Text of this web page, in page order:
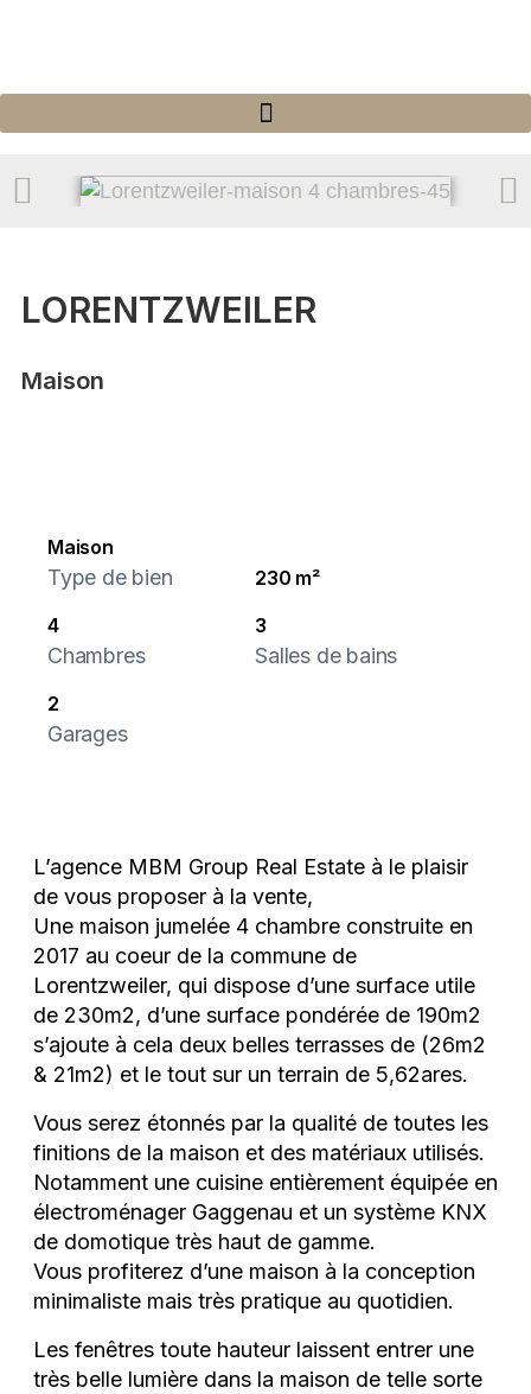
LORENTZWEILER
Maison
Maison
Type de bien
230 m²
4
Chambres
3
Salles de bains
2
Garages
L’agence MBM Group Real Estate à le plaisir
de vous proposer à la vente,
Une maison jumelée 4 chambre construite en
2017 au coeur de la commune de
Lorentzweiler, qui dispose d’une surface utile
de 230m2, d’une surface pondérée de 190m2
s’ajoute à cela deux belles terrasses de (26m2
& 21m2) et le tout sur un terrain de 5,62ares.
Vous serez étonnés par la qualité de toutes les
finitions de la maison et des matériaux utilisés.
Notamment une cuisine entièrement équipée en
électroménager Gaggenau et un système KNX
de domotique très haut de gamme.
Vous profiterez d’une maison à la conception
minimaliste mais très pratique au quotidien.
Les fenêtres toute hauteur laissent entrer une
très belle lumière dans la maison de telle sorte